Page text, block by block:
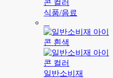
식품/음료
일반소비재